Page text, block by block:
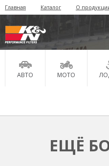
Главная Каталог О
АВТО МОТО
ЕЩЁ